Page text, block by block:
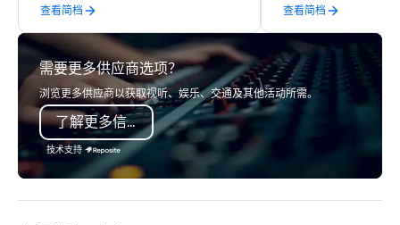
day hikes we provide luxury self-
guided inn-to-in walking vacations
from the gateway City of San
Francisco to the California wine
country with a focus on superb hiking,
lodging, food and wine. We also have
a Monterey Bay Trek.
查看简档
hospitality,
and protecting our
thoughtful sourcing.
explores diverse
the Pacific Rim,
and welcoming
and patios with walk-
areas are perfect for
查看简档
需要更多供应商选项？
浏览更多供应商以获取视听、娱乐、交通及其他活动所需。
了解更多信息
技术支持